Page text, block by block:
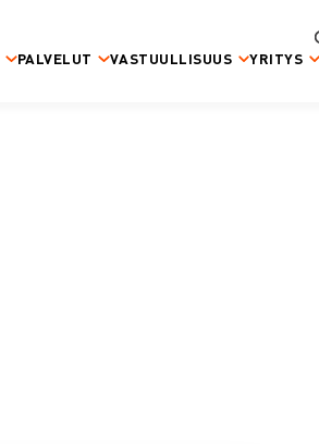
PALVELUT VASTUULLISUUS YRITYS